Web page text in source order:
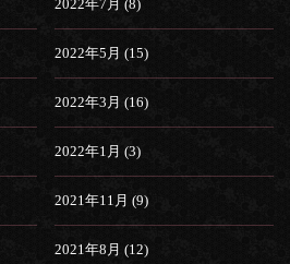
2022年7月 (8)
2022年5月 (15)
2022年3月 (16)
2022年1月 (3)
2021年11月 (9)
2021年8月 (12)